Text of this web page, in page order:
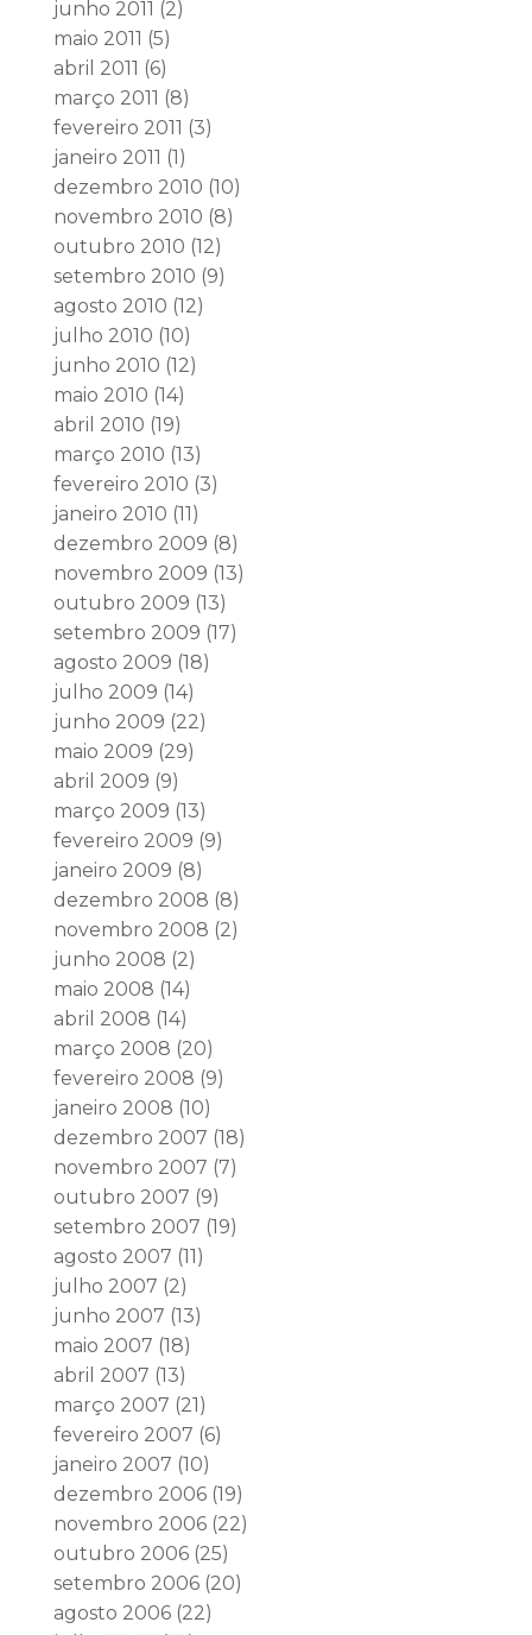
junho 2011 (2)
maio 2011 (5)
abril 2011 (6)
março 2011 (8)
fevereiro 2011 (3)
janeiro 2011 (1)
dezembro 2010 (10)
novembro 2010 (8)
outubro 2010 (12)
setembro 2010 (9)
agosto 2010 (12)
julho 2010 (10)
junho 2010 (12)
maio 2010 (14)
abril 2010 (19)
março 2010 (13)
fevereiro 2010 (3)
janeiro 2010 (11)
dezembro 2009 (8)
novembro 2009 (13)
outubro 2009 (13)
setembro 2009 (17)
agosto 2009 (18)
julho 2009 (14)
junho 2009 (22)
maio 2009 (29)
abril 2009 (9)
março 2009 (13)
fevereiro 2009 (9)
janeiro 2009 (8)
dezembro 2008 (8)
novembro 2008 (2)
junho 2008 (2)
maio 2008 (14)
abril 2008 (14)
março 2008 (20)
fevereiro 2008 (9)
janeiro 2008 (10)
dezembro 2007 (18)
novembro 2007 (7)
outubro 2007 (9)
setembro 2007 (19)
agosto 2007 (11)
julho 2007 (2)
junho 2007 (13)
maio 2007 (18)
abril 2007 (13)
março 2007 (21)
fevereiro 2007 (6)
janeiro 2007 (10)
dezembro 2006(19)
novembro 2006(22)
outubro 2006(25)
setembro 2006(20)
agosto 2006(22)